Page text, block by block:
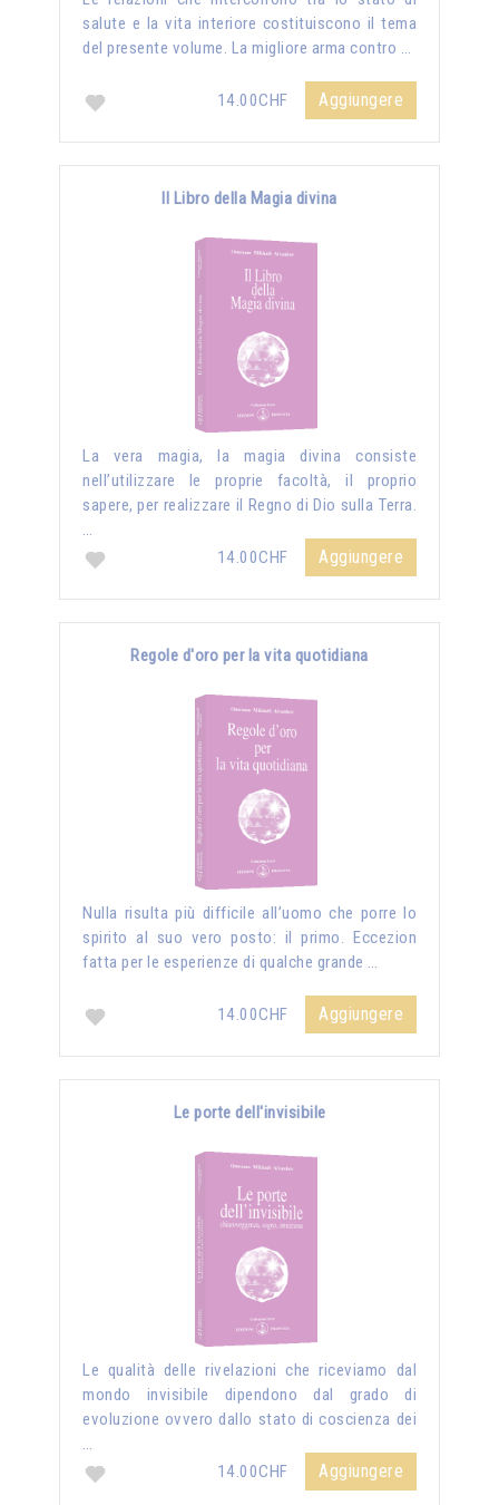
salute e la vita interiore costituiscono il tema
del presente volume. La migliore arma contro …
14.00CHF Aggiungere
Il Libro della Magia divina
La vera magia, la magia divina consiste
nell’utilizzare le proprie facoltà, il proprio
sapere, per realizzare il Regno di Dio sulla Terra.
…
14.00CHF
Aggiungere
Regole d'oro per la vita quotidiana
Nulla risulta più difficile all’uomo che porre lo
spirito al suo vero posto: il primo. Eccezion
fatta per le esperienze di qualche grande …
14.00CHF Aggiungere
Le porte dell'invisibile
Le qualità delle rivelazioni che riceviamo dal
mondo invisibile dipendono dal grado di
evoluzione ovvero dallo stato di coscienza dei
…
14.00CHF
Aggiungere